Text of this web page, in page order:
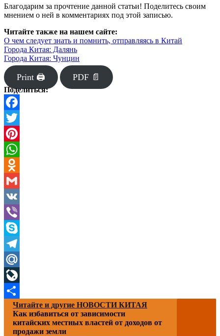
Благодарим за прочтение данной статьи! Поделитесь своим
мнением о ней в комментариях под этой записью.
Читайте также на нашем сайте:
О чем следует знать и помнить, отправляясь в Китай
Города Китая: Далянь
Города Китая: Чунцин
Print 🖨 PDF 📄
Поделиться:
Facebook
Twitter
Pinterest
WhatsApp
Odnoklassniki
Gmail
VK
Viber
Skype
Telegram
Mail.Ru
LiveJournal
Отправить
Читайте и другие НОВОСТИ КИТАЯ
Как избавиться от зависимости
китайских местных властей от доходов от
продажи земли